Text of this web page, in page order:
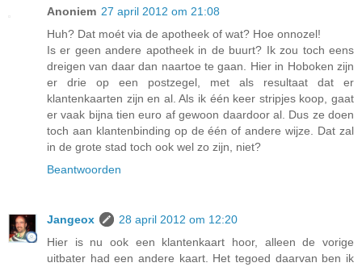
Anoniem 27 april 2012 om 21:08
Huh? Dat moét via de apotheek of wat? Hoe onnozel!
Is er geen andere apotheek in de buurt? Ik zou toch eens
dreigen van daar dan naartoe te gaan. Hier in Hoboken zijn
er drie op een postzegel, met als resultaat dat er
klantenkaarten zijn en al. Als ik één keer stripjes koop, gaat
er vaak bijna tien euro af gewoon daardoor al. Dus ze doen
toch aan klantenbinding op de één of andere wijze. Dat zal
in de grote stad toch ook wel zo zijn, niet?
Beantwoorden
Jangeox
28 april 2012 om 12:20
Hier is nu ook een klantenkaart hoor, alleen de vorige
uitbater had een andere kaart. Het tegoed daarvan ben ik